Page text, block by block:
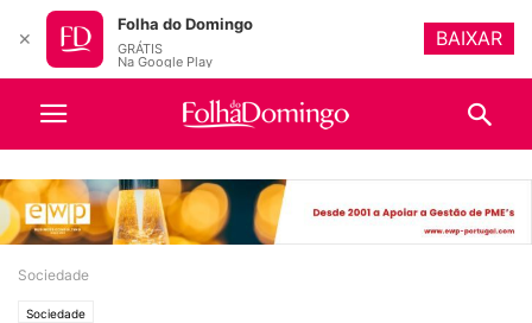
Sociedade
Sociedade
✕
Folha do Domingo
GRÁTIS
Na Google Play
BAIXAR